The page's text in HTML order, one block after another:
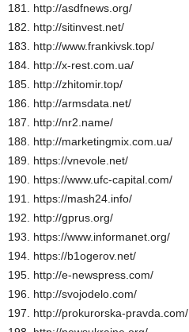
181. http://asdfnews.org/
182. http://sitinvest.net/
183. http://www.frankivsk.top/
184. http://x-rest.com.ua/
185. http://zhitomir.top/
186. http://armsdata.net/
187. http://nr2.name/
188. http://marketingmix.com.ua/
189. https://vnevole.net/
190. https://www.ufc-capital.com/
191. https://mash24.info/
192. http://gprus.org/
193. https://www.informanet.org/
194. https://b1ogerov.net/
195. http://e-newspress.com/
196. http://svojodelo.com/
197. http://prokurorska-pravda.com/